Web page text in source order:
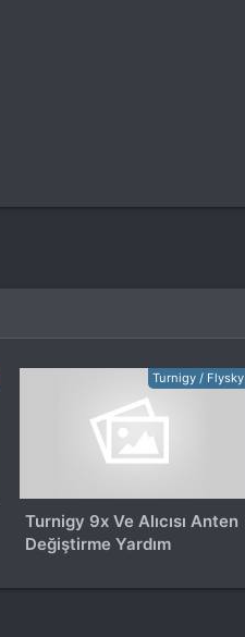
Turnigy / Flysky
Turnigy 9x Ve Alıcısı Anten
Değiştirme Yardım